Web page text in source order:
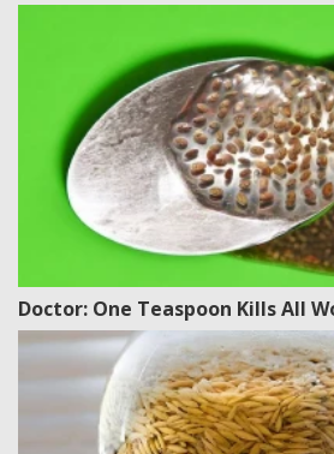
Doctor: One Teaspoon Kills All